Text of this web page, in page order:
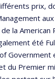
prix,
la American
été
du Premier